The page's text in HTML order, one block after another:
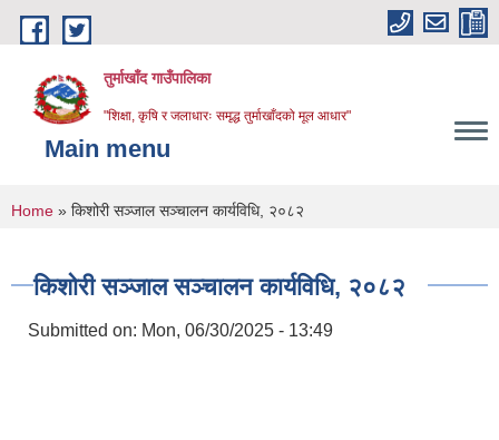
Skip to main content
तुर्माखाँद गाउँपालिका
"शिक्षा, कृषि र जलाधारः समृद्ध तुर्माखाँदको मूल आधार"
Main menu
You are here
Home » किशोरी सञ्जाल सञ्चालन कार्यविधि, २०८२
किशोरी सञ्जाल सञ्चालन कार्यविधि, २०८२
Submitted on: Mon, 06/30/2025 - 13:49